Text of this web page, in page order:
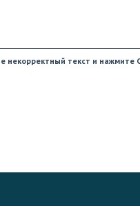
некорректный текст и